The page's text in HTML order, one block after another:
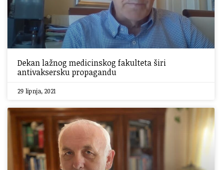
Dekan lažnog medicinskog fakulteta širi
antivaksersku propagandu
29 lipnja, 2021